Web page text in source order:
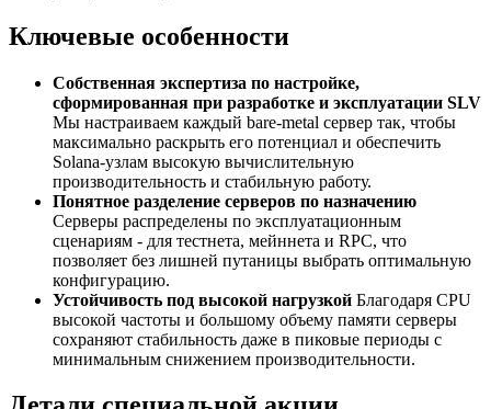
Ключевые особенности
Собственная экспертиза по настройке,
сформированная при разработке и эксплуатации SLV
Мы настраиваем каждый bare-metal сервер так, чтобы
максимально раскрыть его потенциал и обеспечить
Solana-узлам высокую вычислительную
производительность и стабильную работу.
Понятное разделение серверов по назначению
Серверы распределены по эксплуатационным
сценариям - для тестнета, мейннета и RPC, что
позволяет без лишней путаницы выбрать оптимальную
конфигурацию.
Устойчивость под высокой нагрузкой Благодаря CPU
высокой частоты и большому объему памяти серверы
сохраняют стабильность даже в пиковые периоды с
минимальным снижением производительности.